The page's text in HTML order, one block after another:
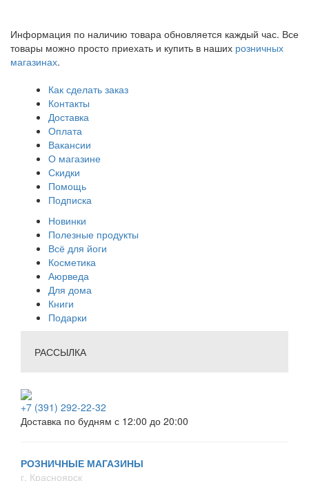
Информация по наличию товара обновляется каждый час. Все
товары можно просто приехать и купить в наших розничных
магазинах.
Как сделать заказ
Контакты
Доставка
Оплата
Вакансии
О магазине
Скидки
Помощь
Подписка
Новинки
Полезные продукты
Всё для йоги
Косметика
Аюрведа
Для дома
Книги
Подарки
РАССЫЛКА
+7 (391) 292-22-32
Доставка по будням с 12:00 до 20:00
РОЗНИЧНЫЕ МАГАЗИНЫ
г. Красноярск